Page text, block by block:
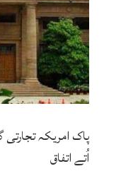
پاک امریکہ
اُتے اتفاق